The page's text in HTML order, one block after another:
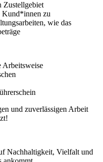
Zustellgebiet
Kund*innen zu
wie das
Arbeitsweise
und zuverlässigen Arbeit
Nachhaltigkeit, Vielfalt und